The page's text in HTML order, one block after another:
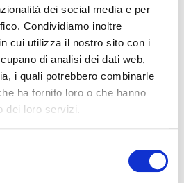
dei social media e per
Condividiamo inoltre
cui utilizza il nostro sito con i
di analisi dei dati web,
i quali potrebbero combinarle
ha fornito loro o che hanno
dei loro servizi.
scoppio dei kabuki con i colori
dalla musica scelta ad hoc per
dubbio un ricordo indelebile
presenti.
Interessare